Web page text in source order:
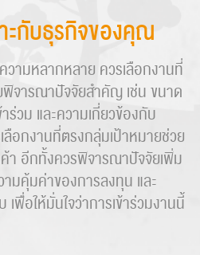
ะกับธุรกิจของคุณ
ามหลากหลาย ควรเลือกงานที่
จารณาปัจจัยสำคัญ เช่น ขนาด
ร่วม และความเกี่ยวข้องกับ
อกงานที่ตรงกลุ่มเป้าหมายช่วย
ค้า อีกทั้งควรพิจารณาปัจจัยเพิ่ม
มคุ้มค่าของการลงทุน และ
พื่อให้มั่นใจว่าการเข้าร่วมงานนี้